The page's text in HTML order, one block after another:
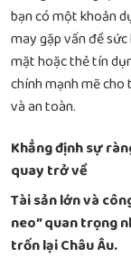
bạn có một khoản
may gặp vấn đề sức
mặt hoặc thẻ tín
chính mạnh mẽ cho
và an toàn.
Khẳng định sự
quay trở về
Tài sản lớn và
neo” quan trọng
trốn lại Châu Âu.